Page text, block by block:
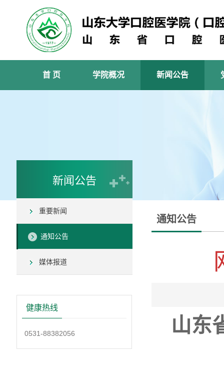
首 页 学院概况 新闻公告
新闻公告
重要新闻
通知公告
媒体报道
健康热线
0531-88382056
通知公告
山东